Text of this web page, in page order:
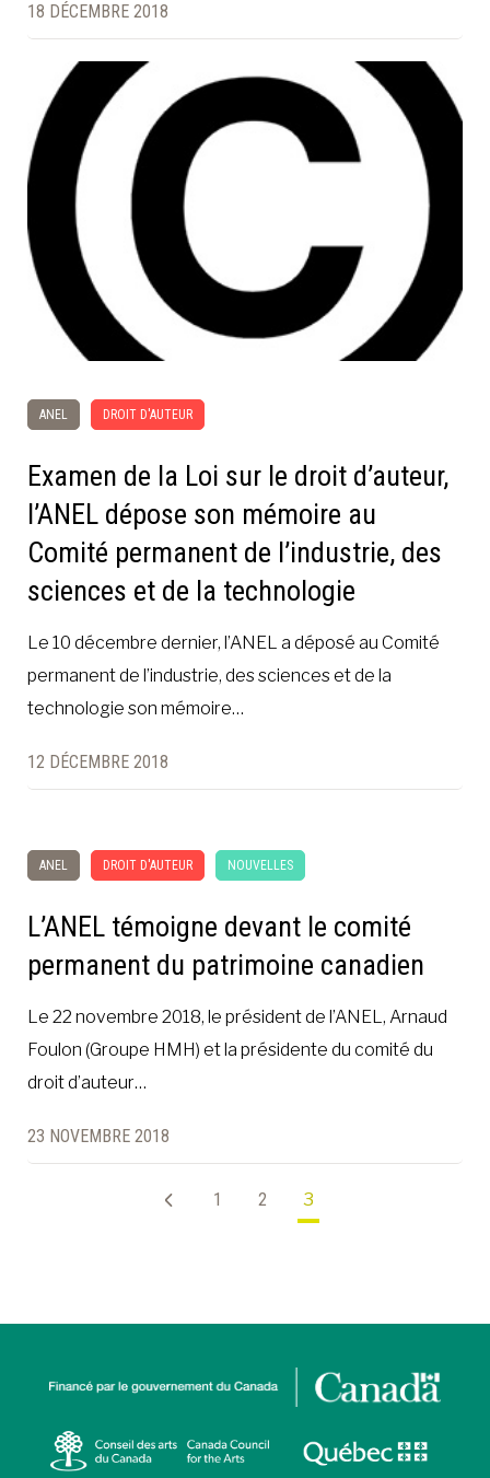
18 DÉCEMBRE 2018
ANEL DROIT D'AUTEUR
Examen de la Loi sur le droit d’auteur,
l’ANEL dépose son mémoire au
Comité permanent de l’industrie, des
sciences et de la technologie
Le 10 décembre dernier, l’ANEL a déposé au Comité
permanent de l’industrie, des sciences et de la
technologie son mémoire…
12 DÉCEMBRE 2018
ANEL DROIT D'AUTEUR NOUVELLES
L’ANEL témoigne devant le comité
permanent du patrimoine canadien
Le 22 novembre 2018, le président de l’ANEL, Arnaud
Foulon (Groupe HMH) et la présidente du comité du
droit d’auteur…
23 NOVEMBRE 2018
1 2 3